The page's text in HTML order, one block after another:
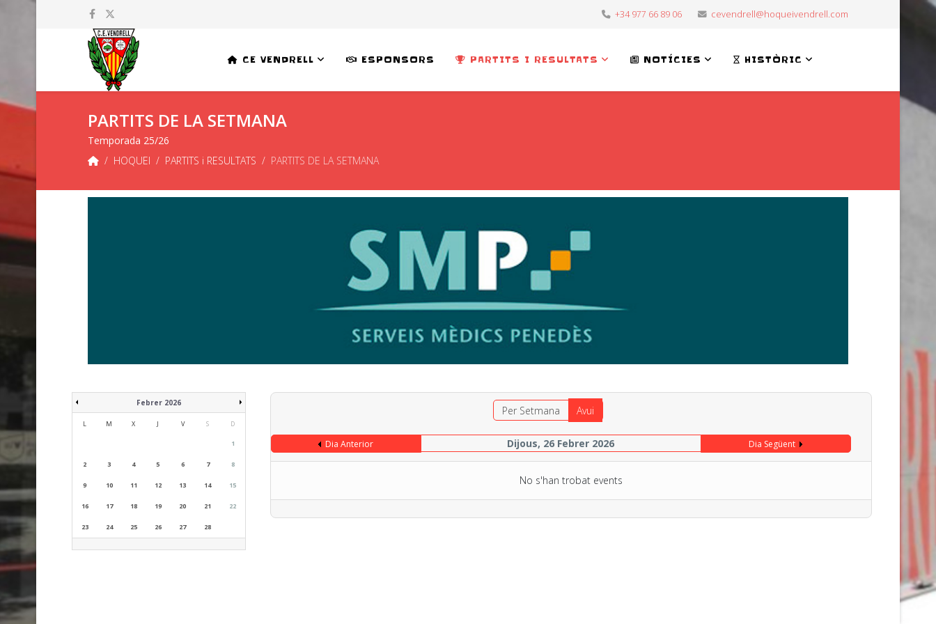
+34 977 66 89 06 cevendrell@hoqueivendrell.com
CE VENDRELL ESPONSORS PARTITS I RESULTATS NOTÍCIES HISTÒRIC
PARTITS DE LA SETMANA
Temporada 25/26
HOQUEI
PARTITS i RESULTATS PARTITS DE LA SETMANA
Febrer 2026
L M X J V S D
1
2 3 4 5 6 7 8
9 10 11 12 13 14 15
16 17 18 19 20 21 22
23 24 25 26 27 28
Per Setmana Avui
Dia Anterior Dijous, 26 Febrer 2026 Dia Següent
No s'han trobat events